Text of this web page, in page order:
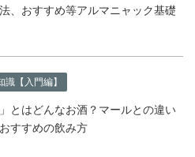
、おすすめ等アルマニャック基礎
識【入門編】
」とはどんなお酒？マールとの違い
すすめの飲み方